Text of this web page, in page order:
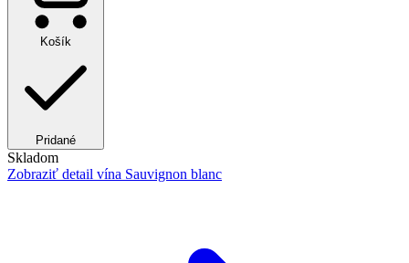
Košík
Pridané
Skladom
Zobraziť detail vína Sauvignon blanc